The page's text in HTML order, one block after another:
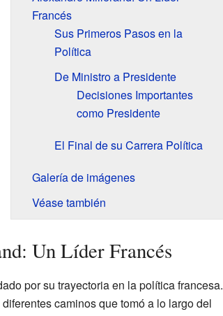
Francés
Sus Primeros Pasos en la
Política
De Ministro a Presidente
Decisiones Importantes
como Presidente
El Final de su Carrera Política
Galería de imágenes
Véase también
Un Líder Francés
por su trayectoria en la política francesa.
caminos que tomó a lo largo del